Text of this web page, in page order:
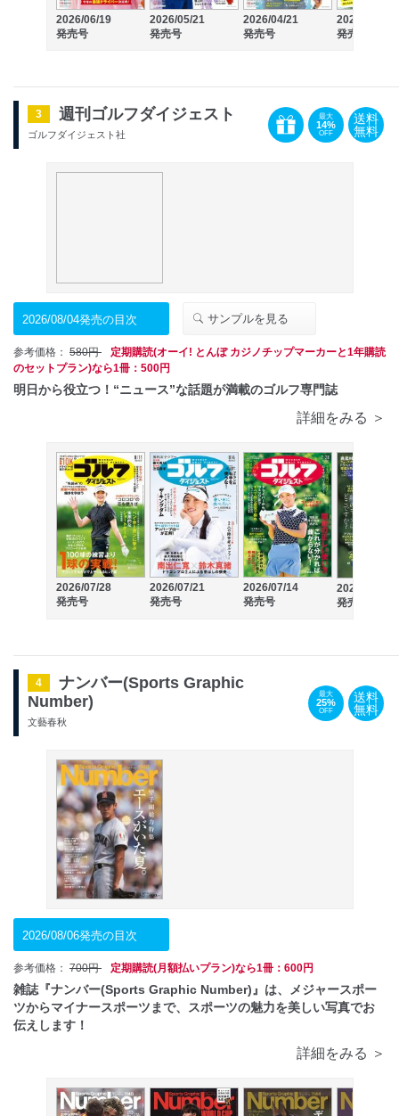
2026/06/19
発売号
2026/05/21
発売号
2026/04/21
発売号
2026/03/21
発売号
3 週刊ゴルフダイジェスト
ゴルフダイジェスト社
最大
14%
OFF
送料
無料
2026/08/04発売の目次 サンプルを見る
参考価格： 580円
定期購読(オーイ! とんぼ カジノチップマーカーと1年購読
のセットプラン)なら1冊：500円
明日から役立つ！“ニュース”な話題が満載のゴルフ専門誌
詳細をみる ＞
2026/07/28
発売号
2026/07/21
発売号
2026/07/14
発売号
2026/07/07
発売号
4
ナンバー(Sports Graphic
Number)
文藝春秋
最大
25%
OFF
送料
無料
2026/08/06発売の目次
参考価格： 700円 定期購読(月額払いプラン)なら1冊：600円
雑誌『ナンバー(Sports Graphic Number)』は、メジャースポー
ツからマイナースポーツまで、スポーツの魅力を美しい写真でお
伝えします！
詳細をみる ＞